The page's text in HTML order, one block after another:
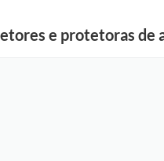
e protetoras de